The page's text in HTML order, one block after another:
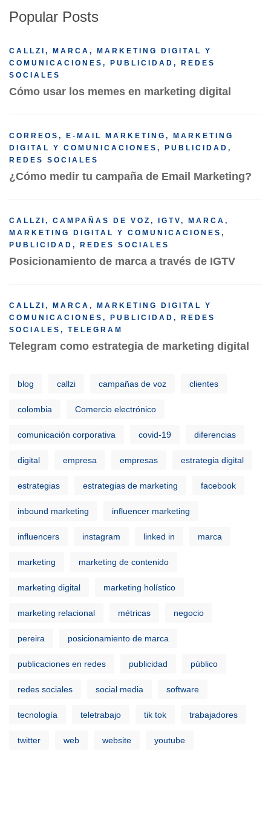
Popular Posts
CALLZI , MARCA , MARKETING DIGITAL Y
COMUNICACIONES , PUBLICIDAD , REDES
SOCIALES
Cómo usar los memes en marketing digital
CORREOS , E-MAIL MARKETING , MARKETING
DIGITAL Y COMUNICACIONES , PUBLICIDAD ,
REDES SOCIALES
¿Cómo medir tu campaña de Email Marketing?
CALLZI , CAMPAÑAS DE VOZ , IGTV, MARCA ,
MARKETING DIGITAL Y COMUNICACIONES ,
PUBLICIDAD , REDES SOCIALES
Posicionamiento de marca a través de IGTV
CALLZI , MARCA , MARKETING DIGITAL Y
COMUNICACIONES , PUBLICIDAD , REDES
SOCIALES , TELEGRAM
Telegram como estrategia de marketing digital
blog callzi campañas de voz clientes
colombia Comercio electrónico
comunicación corporativa covid-19 diferencias
digital empresa empresas estrategia digital
estrategias estrategias de marketing facebook
inbound marketing influencer marketing
influencers instagram linked in marca
marketing marketing de contenido
marketing digital marketing holístico
marketing relacional métricas negocio
pereira posicionamiento de marca
publicaciones en redes publicidad público
redes sociales social media software
tecnología teletrabajo tik tok trabajadores
twitter web website youtube